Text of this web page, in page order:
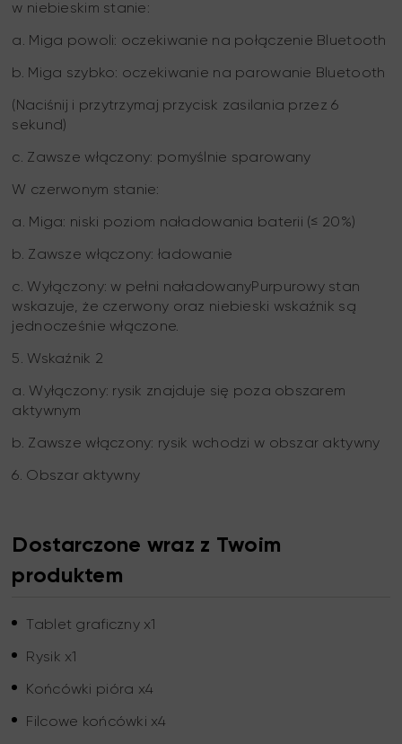
w niebieskim stanie:
a. Miga powoli: oczekiwanie na połączenie Bluetooth
b. Miga szybko: oczekiwanie na parowanie Bluetooth
(Naciśnij i przytrzymaj przycisk zasilania przez 6
sekund)
c. Zawsze włączony: pomyślnie sparowany
W czerwonym stanie:
a. Miga: niski poziom naładowania baterii (≤ 20%)
b. Zawsze włączony: ładowanie
c. Wyłączony: w pełni naładowanyPurpurowy stan
wskazuje, że czerwony oraz niebieski wskaźnik są
jednocześnie włączone.
5. Wskaźnik 2
a. Wyłączony: rysik znajduje się poza obszarem
aktywnym
b. Zawsze włączony: rysik wchodzi w obszar aktywny
6. Obszar aktywny
Dostarczone wraz z Twoim
produktem
Tablet graficzny x1
Rysik x1
Końcówki pióra x4
Filcowe końcówki x4